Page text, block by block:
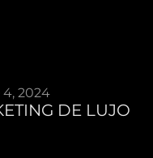
4, 2024
DE LUJO